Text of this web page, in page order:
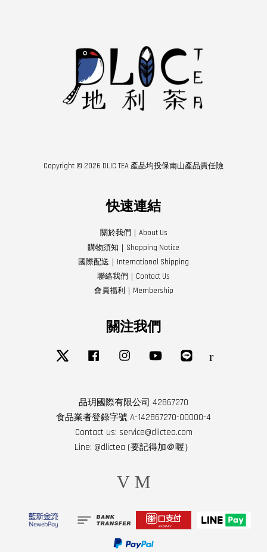
Copyright © 2026 DLIC TEA 產品均投保南山產品責任險
快速連結
關於我們｜About Us
購物須知｜Shopping Notice
國際配送｜International Shipping
聯絡我們｜Contact Us
會員福利｜Membership
關注我們
Twitter Facebook Instagram YouTube RSS
品玥國際有限公司 42867270
食品業者登錄字號 A-142867270-00000-4
Contact us: service@dlictea.com
Line: @dlictea (要記得加＠喔）
Visa